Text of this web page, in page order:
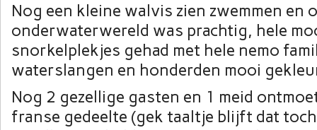
Nog een kleine walvis zien zwemmen en
onderwaterwereld was prachtig, hele
snorkelplekjes gehad met hele nemo
waterslangen en honderden mooi
Nog 2 gezellige gasten en 1 meid
franse gedeelte (gek taaltje blijft dat